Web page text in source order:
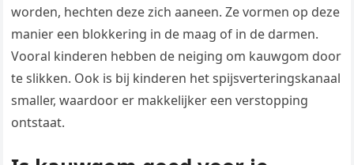
worden, hechten deze zich aaneen. Ze vormen op deze
manier een blokkering in de maag of in de darmen.
Vooral kinderen hebben de neiging om kauwgom door
te slikken. Ook is bij kinderen het spijsverteringskanaal
smaller, waardoor er makkelijker een verstopping
ontstaat.